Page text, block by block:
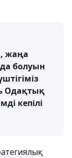
жаңа
болуын
Одақтық
кепілі